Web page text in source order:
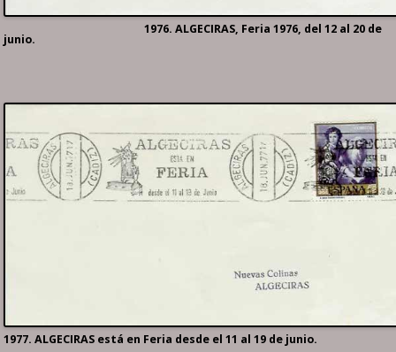
1976. ALGECIRAS, Feria 1976, del 12 al 20 de
junio.
1977. ALGECIRAS está en Feria desde el 11 al 19 de junio.